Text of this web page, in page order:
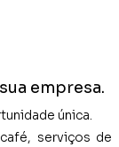
empresa.
única.
serviços de